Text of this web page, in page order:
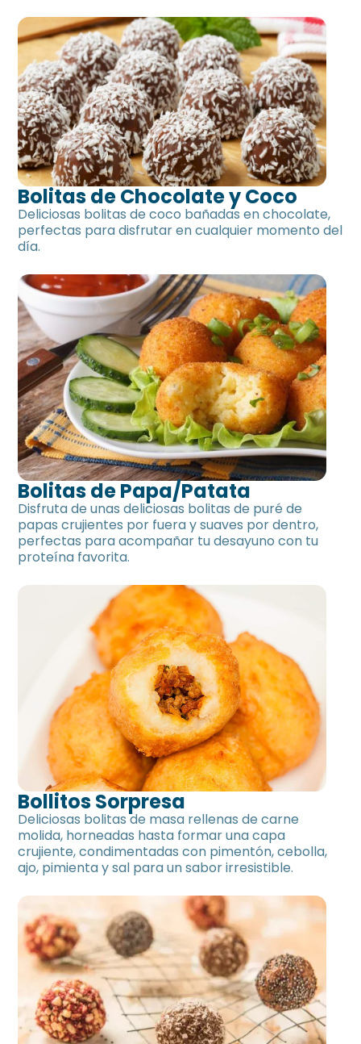
Bolitas de Chocolate y Coco
Deliciosas bolitas de coco bañadas en chocolate,
perfectas para disfrutar en cualquier momento del
día.
Bolitas de Papa/Patata
Disfruta de unas deliciosas bolitas de puré de
papas crujientes por fuera y suaves por dentro,
perfectas para acompañar tu desayuno con tu
proteína favorita.
Bollitos Sorpresa
Deliciosas bolitas de masa rellenas de carne
molida, horneadas hasta formar una capa
crujiente, condimentadas con pimentón, cebolla,
ajo, pimienta y sal para un sabor irresistible.